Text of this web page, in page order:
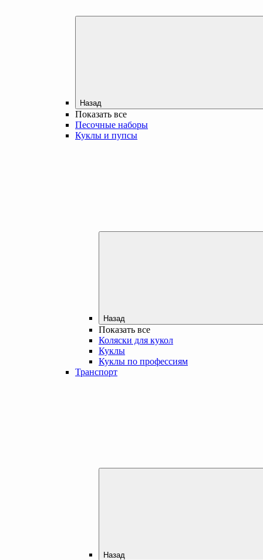
Назад
Показать все
Песочные наборы
Куклы и пупсы
Назад
Показать все
Коляски для кукол
Куклы
Куклы по профессиям
Транспорт
Назад